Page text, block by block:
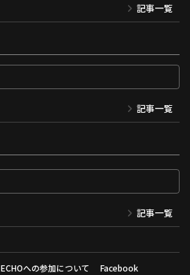
記事一覧
記事一覧
記事一覧
ECHOへの参加について Facebook